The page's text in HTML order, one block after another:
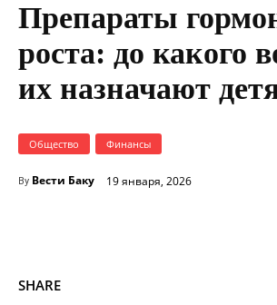
Препараты
роста: до какого
их назначают
Общество Финансы
By Вести Баку 19 января, 2026
SHARE